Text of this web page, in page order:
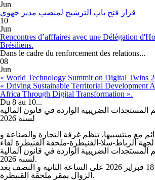
Jun
قرار فتح باب الترشيح لمنصب مدير جهوي
10
Jun
Rencontres d’afffaires avec une Délégation
Brésiliens.
Dans le cadre du renforcement des relations...
08
Jun
« World Technology Summit on Digital Twins
« Driving Sustainable Territorial Development
Africa Through Digital Transformation ».
Du 8 au 10...
الضريبية الواردة في قانون المالية
لسنة 2026
مع منتسبيها، تنظم غرفة التجارة والصناعة و
الرباط-سلا-القنيطرة-ملحقة القنيطرة لقاء
الضريبية الواردة في قانون المالية
لسنة 2026.
18 فبراير 2026 على الساعة الثانية و النصف بعد
الزوال بمقر ملحقة القنيطرة.